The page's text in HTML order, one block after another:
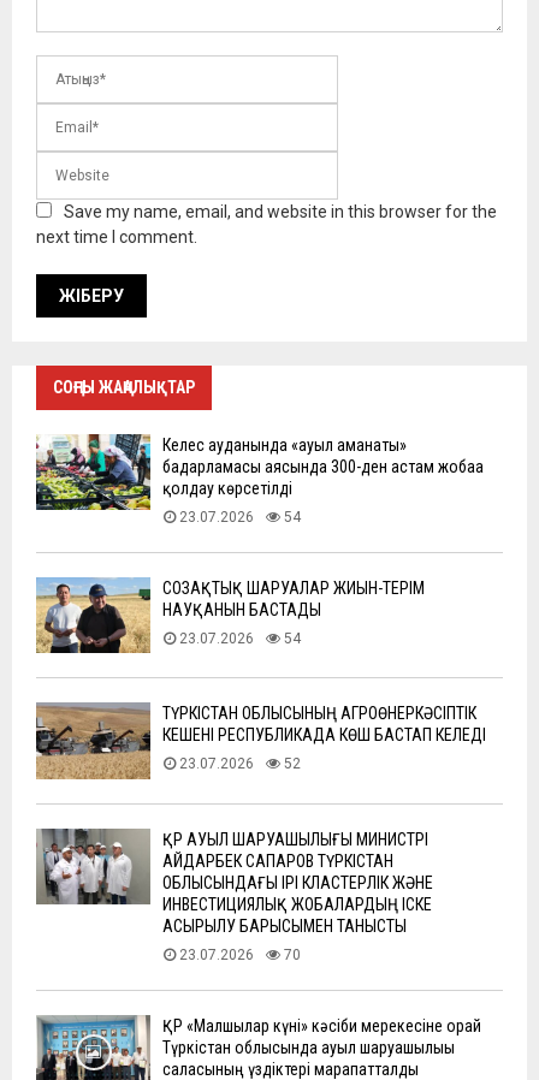
Save my name, email, and website in this browser for the
next time I comment.
СОҢҒЫ ЖАҢАЛЫҚТАР
Келес ауданында «ауыл аманаты»
бағдарламасы аясында 300-ден астам жобаға
қолдау көрсетілді
23.07.2026 54
СОЗАҚТЫҚ ШАРУАЛАР ЖИЫН-ТЕРІМ
НАУҚАНЫН БАСТАДЫ
23.07.2026 54
ТҮРКІСТАН ОБЛЫСЫНЫҢ АГРОӨНЕРКӘСІПТІК
КЕШЕНІ РЕСПУБЛИКАДА КӨШ БАСТАП КЕЛЕДІ
23.07.2026 52
ҚР АУЫЛ ШАРУАШЫЛЫҒЫ МИНИСТРІ
АЙДАРБЕК САПАРОВ ТҮРКІСТАН
ОБЛЫСЫНДАҒЫ ІРІ КЛАСТЕРЛІК ЖӘНЕ
ИНВЕСТИЦИЯЛЫҚ ЖОБАЛАРДЫҢ ІСКЕ
АСЫРЫЛУ БАРЫСЫМЕН ТАНЫСТЫ
23.07.2026 70
ҚР «Малшылар күні» кәсіби мерекесіне орай
Түркістан облысында ауыл шаруашылығы
саласының үздіктері марапатталды